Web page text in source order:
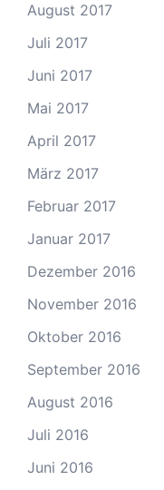
August 2017
Juli 2017
Juni 2017
Mai 2017
April 2017
März 2017
Februar 2017
Januar 2017
Dezember 2016
November 2016
Oktober 2016
September 2016
August 2016
Juli 2016
Juni 2016